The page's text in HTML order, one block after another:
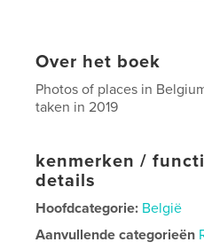
Over het boek
Photos of places in
taken in 2019
kenmerken /
details
Hoofdcategorie: België
Aanvullende categorieën